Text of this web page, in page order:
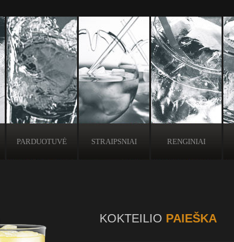
PARDUOTUVĖ STRAIPSNIAI RENGINIAI
KOKTEILIO PAIEŠKA